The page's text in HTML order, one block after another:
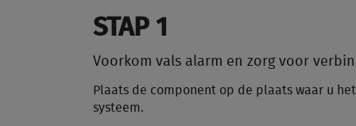
STAP 1
Voorkom vals alarm en zorg voor
Plaats de component op de plaats waar u
systeem.